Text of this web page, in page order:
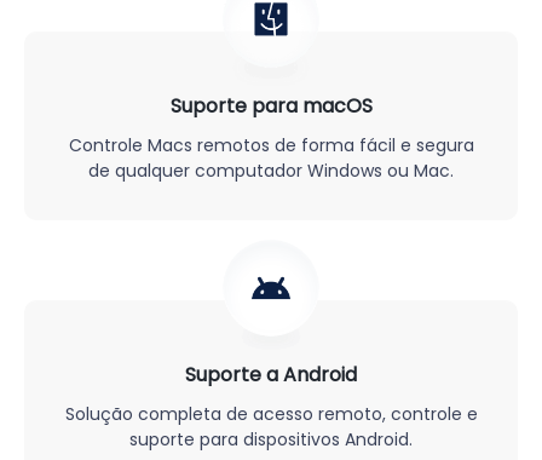
Suporte para macOS
Controle Macs remotos de forma fácil e segura
de qualquer computador Windows ou Mac.
Suporte a Android
Solução completa de acesso remoto, controle e
suporte para dispositivos Android.